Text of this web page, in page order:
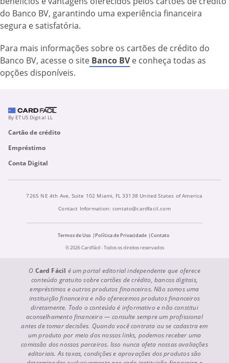
do Banco BV, garantindo uma experiência financeira
segura e satisfatória.
Para mais informações sobre os cartões de crédito do
Banco BV, acesse o site Banco BVe conheça todas as
opções disponíveis.
By ETUS Digital LL
Cartão de crédito
Empréstimo
Conta Digital
7265 NE 4th Ave, Suite 102 Miami, FL 33138 United States of America
Contact Information: contato@cardfacil.com
Termos de Uso Política de Privacidade
Contato
© 2026 Cardfácil - Todos os direitos reservados
O Card Fácil é um portal editorial independente que oferece
conteúdo gratuito sobre cartões de crédito, bancos digitais,
empréstimos e outros produtos financeiros. Não somos uma
instituição financeira e não oferecemos produtos financeiros
diretamente. Todo o conteúdo é informativo e não constitui
aconselhamento financeiro — consulte sempre um profissional
antes de tomar decisões. Quando você contrata ou se cadastra em
um produto por meio dos nossos links, podemos receber uma
comissão dos nossos parceiros. Isso nunca afeta nossas avaliações
editoriais. As taxas, condições e aprovações dos produtos são